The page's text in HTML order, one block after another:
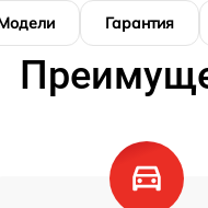
Гарантия